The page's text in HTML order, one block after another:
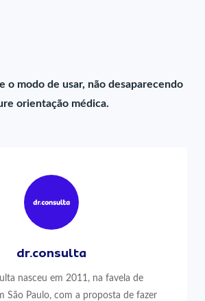
o modo de usar, não desaparecendo
orientação médica.
dr.consulta
nasceu em 2011, na favela de
São Paulo, com a proposta de fazer